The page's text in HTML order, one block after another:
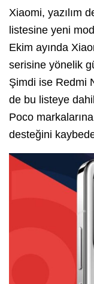
Xiaomi, yazılım
listesine yeni
Ekim ayında
serisine yönelik
Şimdi ise Redmi
de bu listeye
Poco
desteğini